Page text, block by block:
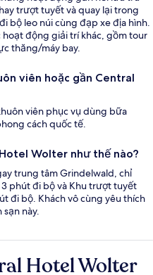
trượt tuyết và quay lại trong
bộ leo núi cùng đạp xe địa hình.
hoạt động giải trí khác, gồm tour
thăng/máy bay.
viên hoặc gần Central
viên phục vụ dùng bữa
cách quốc tế.
Wolter như thế nào?
trung tâm Grindelwald, chỉ
phút đi bộ và Khu trượt tuyết
đi bộ. Khách vô cùng yêu thích
này.
Hotel Wolter